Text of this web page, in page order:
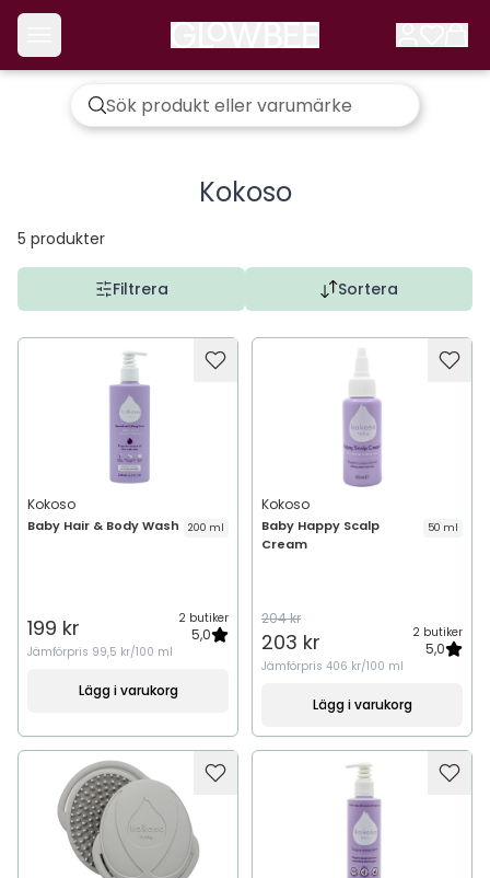
Kokoso
5 produkter
Filtrera Sortera
Kokoso
Baby Hair & Body Wash 200 ml
199 kr 2 butiker
5,0
Jämförpris 99,5 kr/100 ml
Lägg i varukorg
Kokoso
Baby Happy Scalp
Cream
50 ml
204 kr
203 kr 2 butiker
5,0
Jämförpris 406 kr/100 ml
Lägg i varukorg